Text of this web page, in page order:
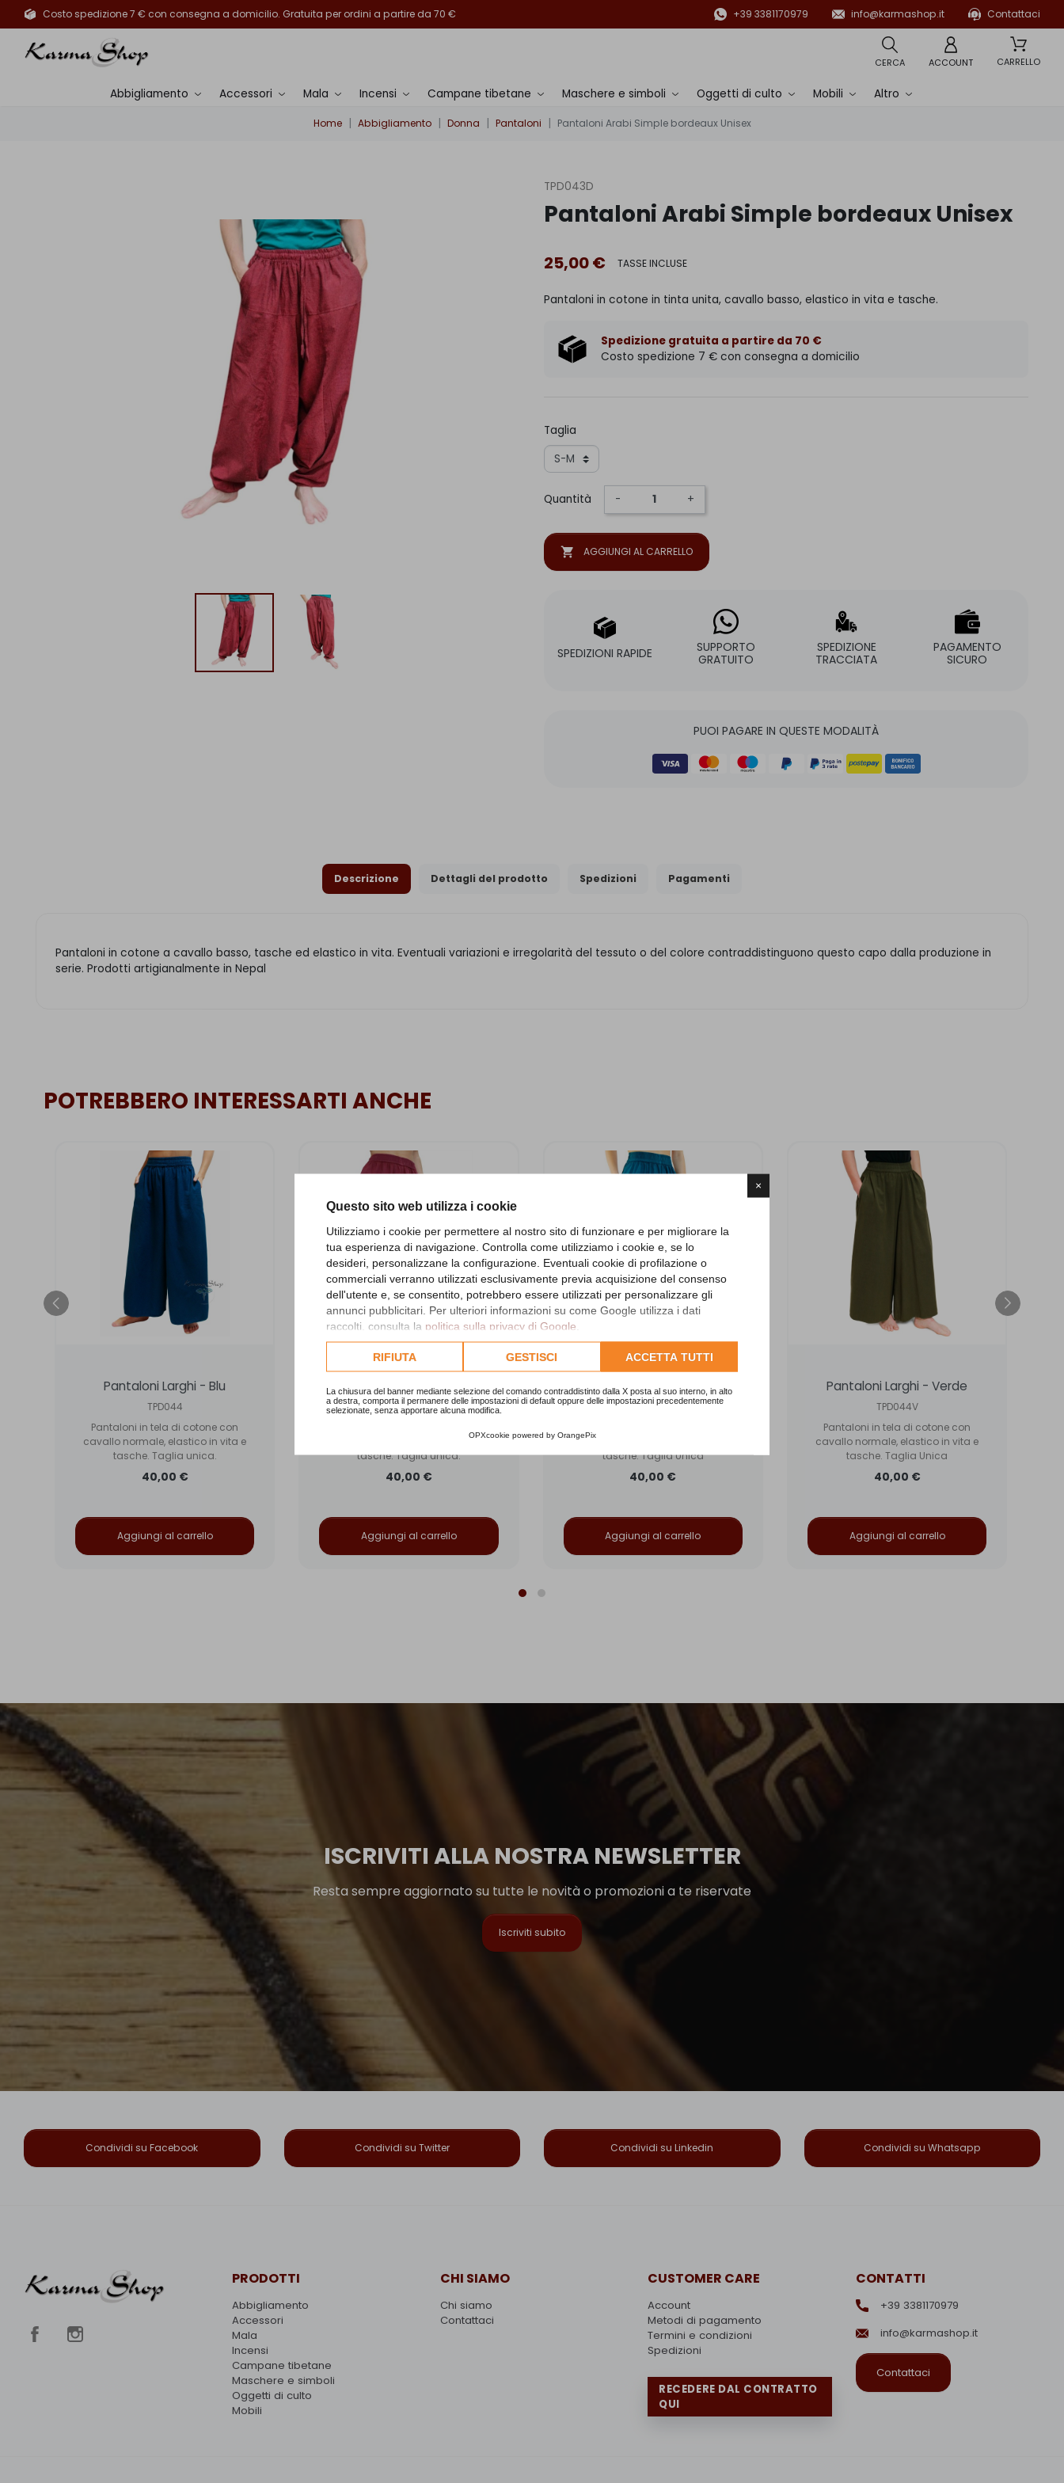
×
Questo sito web utilizza i cookie
Utilizziamo i cookie per permettere al nostro sito di funzionare e per migliorare la
tua esperienza di navigazione. Controlla come utilizziamo i cookie e, se lo
desideri, personalizzane la configurazione. Eventuali cookie di profilazione o
commerciali verranno utilizzati esclusivamente previa acquisizione del consenso
dell'utente e, se consentito, potrebbero essere utilizzati per personalizzare gli
annunci pubblicitari. Per ulteriori informazioni su come Google utilizza i dati
raccolti, consulta la politica sulla privacy di Google
Consulta l'informativa cookie completa.
RIFIUTA GESTISCI ACCETTA TUTTI
La chiusura del banner mediante selezione del comando contraddistinto dalla X posta al suo interno, in alto
a destra, comporta il permanere delle impostazioni di default oppure delle impostazioni precedentemente
selezionate, senza apportare alcuna modifica.
OPXcookie powered by OrangePix
Costo spedizione 7 € con consegna a domicilio. Gratuita per ordini a partire da 70 € +39 3381170979 info@karmashop.it Contattaci
CERCA ACCOUNT CARRELLO
Abbigliamento Accessori Mala Incensi Campane tibetane Maschere e simboli Oggetti di culto Mobili Altro
Home Abbigliamento Donna Pantaloni Pantaloni Arabi Simple bordeaux Unisex
TPD043D
Pantaloni Arabi Simple bordeaux Unisex
25,00 € TASSE INCLUSE
Pantaloni in cotone in tinta unita, cavallo basso, elastico in vita e tasche.
Spedizione gratuita a partire da 70 €
Costo spedizione 7 € con consegna a domicilio
Taglia
Quantità - +
shopping_cart AGGIUNGI AL CARRELLO
SPEDIZIONI RAPIDE
SUPPORTO
GRATUITO
SPEDIZIONE
TRACCIATA
PAGAMENTO
SICURO
PUOI PAGARE IN QUESTE MODALITÀ
Descrizione Dettagli del prodotto Spedizioni Pagamenti
Pantaloni in cotone a cavallo basso, tasche ed elastico in vita. Eventuali variazioni e irregolarità del tessuto o del colore contraddistinguono questo capo dalla produzione in
serie. Prodotti artigianalmente in Nepal
POTREBBERO INTERESSARTI ANCHE
Pantaloni Larghi - Blu
TPD044
Pantaloni in tela di cotone con
cavallo normale, elastico in vita e
tasche. Taglia unica.
40,00 €
Aggiungi al carrello
Pantaloni Larghi - Rosso scuro
TPD044G
cavallo normale, elastico in vita e
tasche. Taglia unica.
40,00 €
Aggiungi al carrello
Pantaloni Larghi - Turchese
TPD044T
cavallo normale, elastico in vita e
tasche. Taglia Unica
40,00 €
Aggiungi al carrello
Pantaloni Larghi - Verde
TPD044V
Pantaloni in tela di cotone con
cavallo normale, elastico in vita e
tasche. Taglia Unica
40,00 €
Aggiungi al carrello
ISCRIVITI ALLA NOSTRA NEWSLETTER
Resta sempre aggiornato su tutte le novità o promozioni a te riservate
Iscriviti subito
Condividi su Facebook Condividi su Twitter Condividi su Linkedin Condividi su Whatsapp
PRODOTTI
Abbigliamento
Accessori
Mala
Incensi
Campane tibetane
Maschere e simboli
Oggetti di culto
Mobili
CHI SIAMO
Chi siamo
Contattaci
CUSTOMER CARE
Account
Metodi di pagamento
Termini e condizioni
Spedizioni
RECEDERE DAL CONTRATTO
QUI
CONTATTI
+39 3381170979
info@karmashop.it
Contattaci